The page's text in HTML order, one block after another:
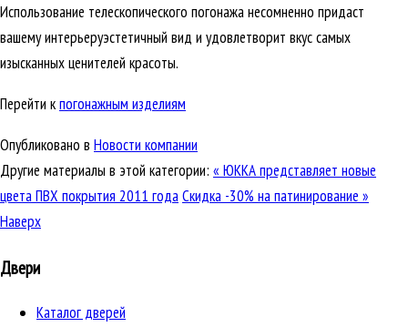
Использование телескопического погонажа несомненно придаст
вашему интерьеруэстетичный вид и удовлетворит вкус самых
изысканных ценителей красоты.
Перейти кпогонажным изделиям
Опубликовано в Новости компании
Другие материалы в этой категории: « ЮККА представляет новые
цвета ПВХ покрытия 2011 годаСкидка -30% на патинирование »
Наверх
Двери
Каталог дверей